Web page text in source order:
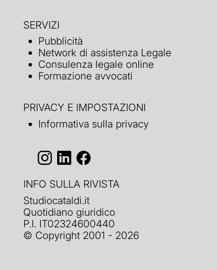
SERVIZI
Pubblicità
Network di assistenza Legale
Consulenza legale online
Formazione avvocati
PRIVACY E IMPOSTAZIONI
Informativa sulla privacy
INFO SULLA RIVISTA
Studiocataldi.it
Quotidiano giuridico
P.I. IT02324600440
© Copyright 2001 - 2026